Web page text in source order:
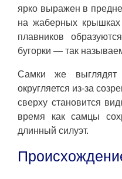
ярко выражен в
на жаберных крышках
плавников
бугорки — так
Самки же выглядят
округляется из-за
сверху становится
время как самцы
длинный силуэт.